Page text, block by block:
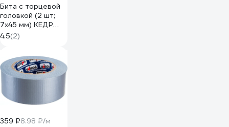
Бита с торцевой
головкой (2 шт;
7х45 мм) КЕДР
150-002 208753
4.5(2)
359 ₽8.98 ₽/м